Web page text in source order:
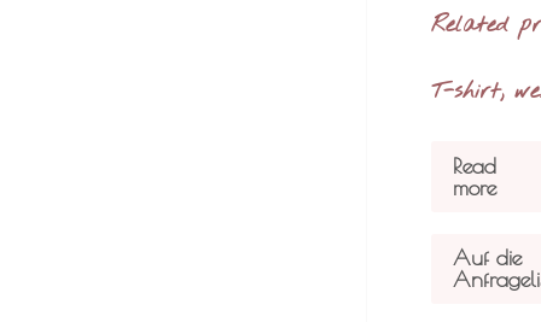
Related
T-shirt,
Read
more
Auf die